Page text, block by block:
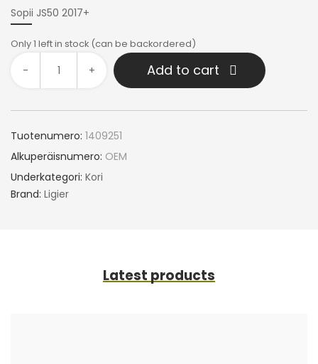
Sopii JS50 2017+
Only 1 left in stock (can be backordered)
- + Add to cart
Tuotenumero: 1409251
Alkuperäisnumero: OEM
Underkategori: Kori
Brand: Ligier
Latest products